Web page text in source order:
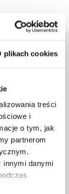
plikach cookies
treści
i
o tym, jak
partnerom
innymi danymi